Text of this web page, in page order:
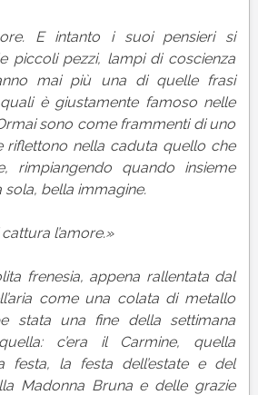
di
Maurizio
de
Giovanni
E intanto i suoi pensieri si
piccoli pezzi, lampi di coscienza
mai più una di quelle frasi
è giustamente famoso nelle
sono come frammenti di uno
riflettono nella caduta quello che
rimpiangendo quando insieme
bella immagine.
l’amore.»
frenesia, appena rallentata dal
come una colata di metallo
stata una fine della settimana
c’era il Carmine, quella
festa, la festa dell’estate e del
Madonna Bruna e delle grazie